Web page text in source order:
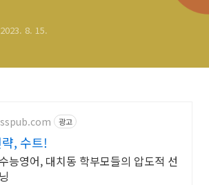
2023. 8. 15.
광고
, 수트!
능영어, 대치동 학부모들의 압도적 선